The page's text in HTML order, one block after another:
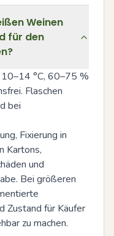
Weinen
für den
°C, 60–75 %
Flaschen
bei
Fixierung in
Kartons,
und
Bei größeren
Zustand für Käufer
zu machen.